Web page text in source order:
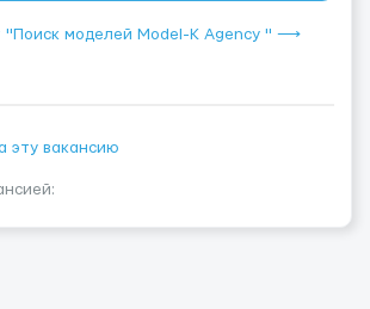
"Поиск моделей Model-K Agency " ⟶
эту вакансию